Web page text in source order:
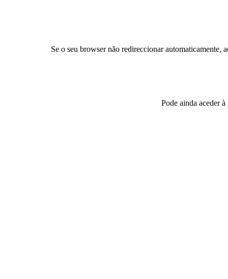
Se o seu browser não redireccionar automaticamente,
Pode ainda aceder